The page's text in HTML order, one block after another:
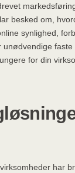
besked om,
synlighed,
faste
for din
har